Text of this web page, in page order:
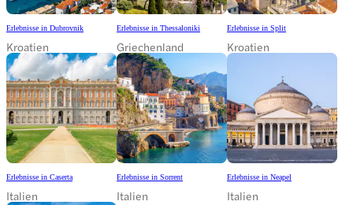
Erlebnisse in Dubrovnik
Kroatien
Erlebnisse in Thessaloniki
Griechenland
Erlebnisse in Split
Kroatien
Erlebnisse in Caserta
Italien
Erlebnisse in Sorrent
Italien
Erlebnisse in Neapel
Italien